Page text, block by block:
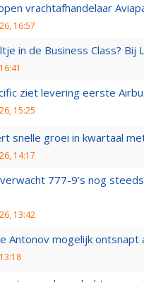
vrachtafhandelaar
16:57
in de Business Class?
ziet levering eerste
15:25
snelle groei in kwartaal
14:17
777-9’s nog
13:42
Antonov mogelijk ontsnapt